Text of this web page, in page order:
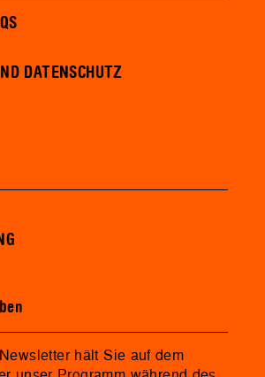
DATENSCHUTZ
hält Sie auf dem